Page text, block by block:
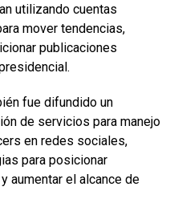
utilizando cuentas
mover tendencias,
publicaciones
fue difundido un
de servicios para manejo
en redes sociales,
para posicionar
aumentar el alcance de